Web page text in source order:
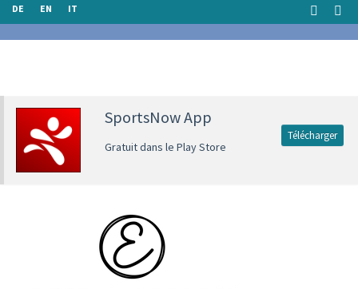
DE EN IT
SportsNow App
Gratuit dans le Play Store
Télécharger